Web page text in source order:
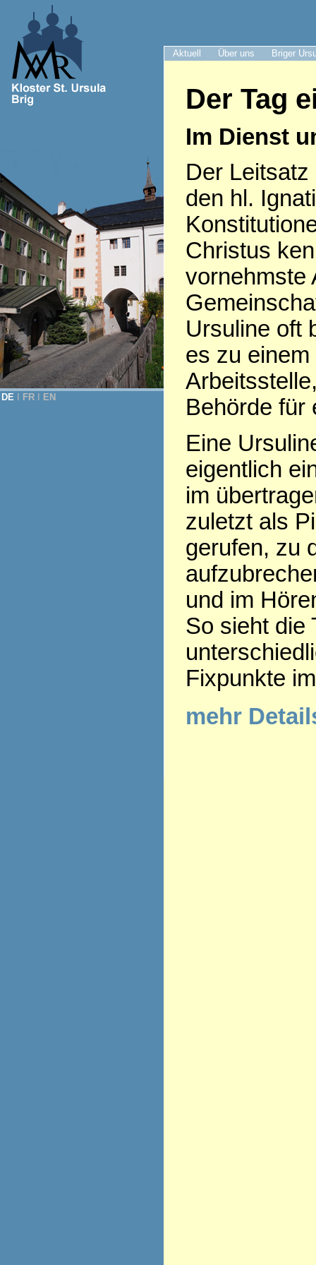
Aktuell Über uns Briger
DE FR EN
Der Tag
Im Dienst
Der
den hl.
Christus
vornehmste
Ursuline oft
es zu
Behörde für
Eine
eigentlich
im
zuletzt als
gerufen, zu
und im
So sieht die
Fixpunkte
mehr